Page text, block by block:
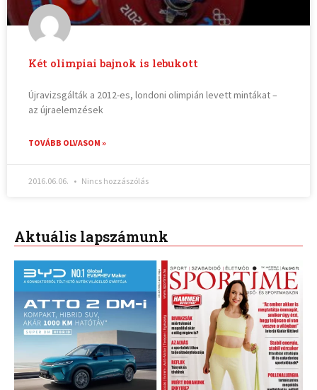
Két olimpiai bajnok is lebukott
Újravizsgálták a 2012-es, londoni olimpián levett mintákat –
az újraelemzések
TOVÁBB OLVASOM »
2016.06.06. Nincs hozzászólás
Aktuális lapszámunk